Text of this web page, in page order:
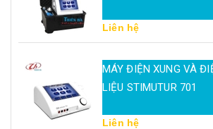
Liên hệ
MÁY ĐIỆN XUNG VÀ
LIỆU STIMUTUR 701
Liên hệ